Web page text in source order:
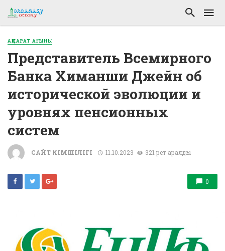
АҚПАРАТ АҒЫНЫ
Представитель Всемирного
Банка Химанши Джейн об
исторической эволюции и
уровнях пенсионных
систем
САЙТ ӘКІМШІЛІГІ 11.10.2023 321 рет қаралды
0